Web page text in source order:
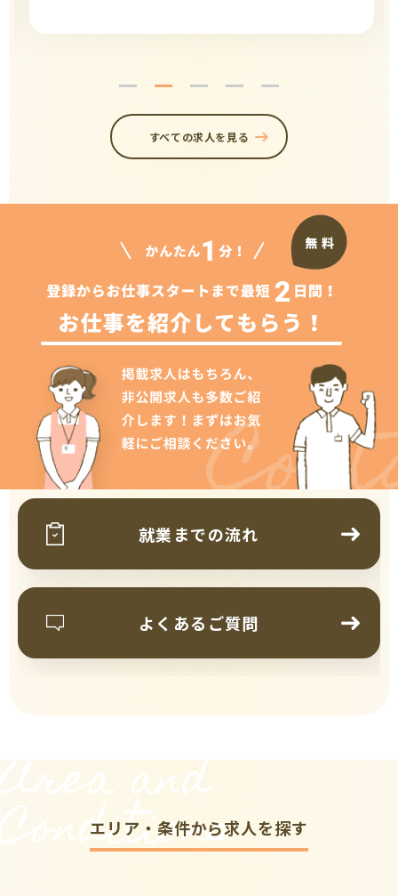
すべての求人を見る
就業までの流れ
よくあるご質問
Area and
Conditions
エリア・条件から求人を探す